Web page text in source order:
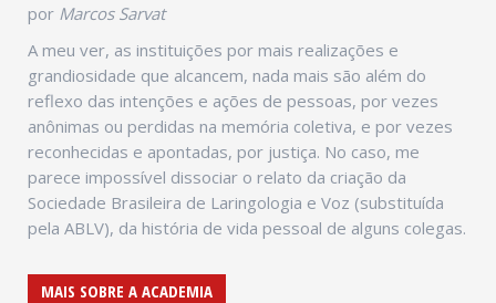
por Marcos Sarvat
A meu ver, as instituições por mais realizações e
grandiosidade que alcancem, nada mais são além do
reflexo das intenções e ações de pessoas, por vezes
anônimas ou perdidas na memória coletiva, e por vezes
reconhecidas e apontadas, por justiça. No caso, me
parece impossível dissociar o relato da criação da
Sociedade Brasileira de Laringologia e Voz (substituída
pela ABLV), da história de vida pessoal de alguns colegas.
MAIS SOBRE A ACADEMIA